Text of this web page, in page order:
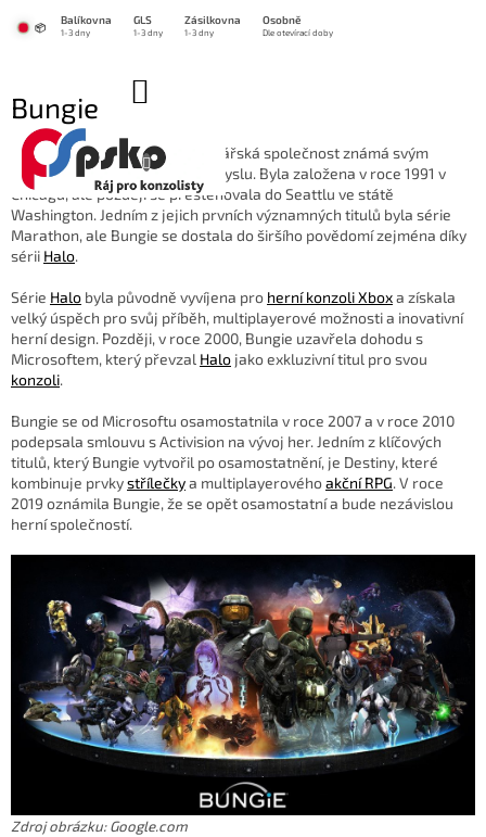
📦
Balíkovna GLS Zásilkovna Osobně
1-3 dny 1-3 dny 1-3 dny Dle otevírací doby
Bungie
Bungie je americká herní vývojářská společnost známá svým
přínosem k videohernímu průmyslu. Byla založena v roce 1991 v
Chicagu, ale později se přestěhovala do Seattlu ve státě
Washington. Jedním z jejich prvních významných titulů byla série
Marathon, ale Bungie se dostala do širšího povědomí zejména díky
sérii Halo.
Série Halo byla původně vyvíjena pro herní konzoli Xboxa získala
velký úspěch pro svůj příběh, multiplayerové možnosti a inovativní
herní design. Později, v roce 2000, Bungie uzavřela dohodu s
Microsoftem, který převzal Halo jako exkluzivní titul pro svou
konzoli.
Bungie se od Microsoftu osamostatnila v roce 2007 a v roce 2010
podepsala smlouvu s Activision na vývoj her. Jedním z klíčových
titulů, který Bungie vytvořil po osamostatnění, je Destiny, které
kombinuje prvkystřílečkya multiplayerovéhoakční RPG. V roce
2019 oznámila Bungie, že se opět osamostatní a bude nezávislou
herní společností.
Zdroj obrázku: Google.com